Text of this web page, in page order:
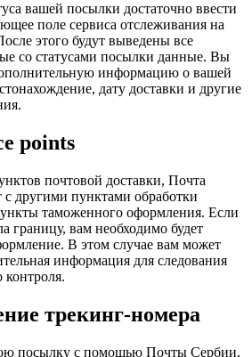
вашей посылки достаточно ввести
поле сервиса отслеживания на
этого будут выведены все
со статусами посылки данные. Вы
информацию о вашей
дату доставки и другие
points
почтовой доставки, Почта
с другими пунктами обработки
таможенного оформления. Если
границу, вам необходимо будет
В этом случае вам может
информация для следования
трекинг-номера
посылку с помощью Почты Сербии,